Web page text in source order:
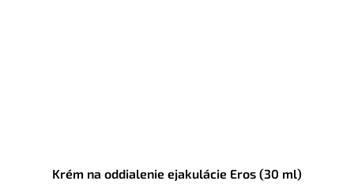
Krém na oddialenie ejakulácie Eros (30 ml)